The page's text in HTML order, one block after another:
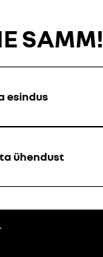
SAMM!
esindus
ühendust